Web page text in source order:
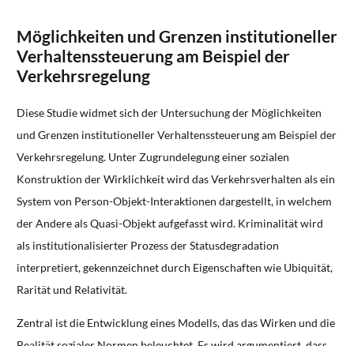
Möglichkeiten und Grenzen institutioneller
Verhaltenssteuerung am Beispiel der
Verkehrsregelung
Diese Studie widmet sich der Untersuchung der Möglichkeiten
und Grenzen institutioneller Verhaltenssteuerung am Beispiel der
Verkehrsregelung. Unter Zugrundelegung einer sozialen
Konstruktion der Wirklichkeit wird das Verkehrsverhalten als ein
System von Person-Objekt-Interaktionen dargestellt, in welchem
der Andere als Quasi-Objekt aufgefasst wird. Kriminalität wird
als institutionalisierter Prozess der Statusdegradation
interpretiert, gekennzeichnet durch Eigenschaften wie Ubiquität,
Rarität und Relativität.
Zentral ist die Entwicklung eines Modells, das das Wirken und die